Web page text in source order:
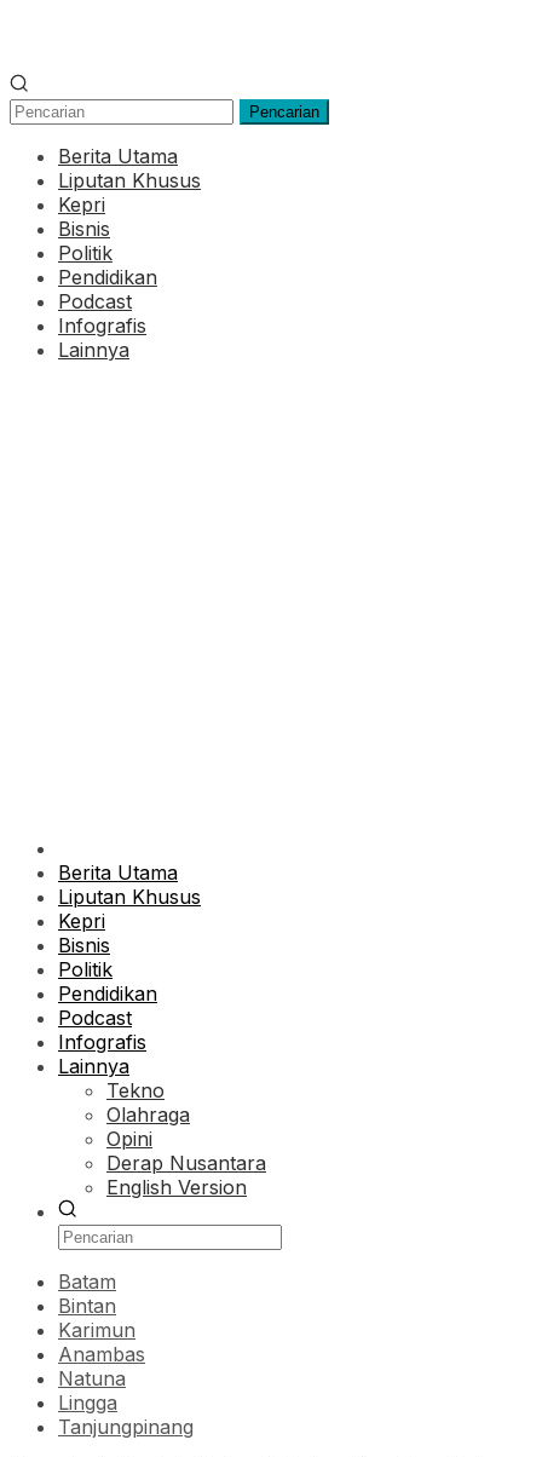
Pencarian
Berita Utama
Liputan Khusus
Kepri
Bisnis
Politik
Pendidikan
Podcast
Infografis
Lainnya
Berita Utama
Liputan Khusus
Kepri
Bisnis
Politik
Pendidikan
Podcast
Infografis
Lainnya
Tekno
Olahraga
Opini
Derap Nusantara
English Version
Batam
Bintan
Karimun
Anambas
Natuna
Lingga
Tanjungpinang